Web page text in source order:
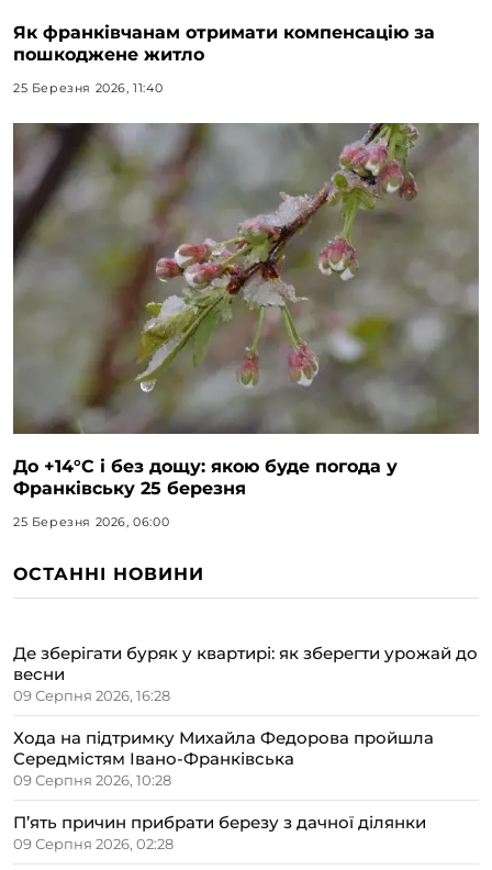
Як франківчанам отримати компенсацію за
пошкоджене житло
25 Березня 2026, 11:40
До +14°C і без дощу: якою буде погода у
Франківську 25 березня
25 Березня 2026, 06:00
ОСТАННІ НОВИНИ
Де зберігати буряк у квартирі: як зберегти урожай до
весни
09 Серпня 2026, 16:28
Хода на підтримку Михайла Федорова пройшла
Середмістям Івано-Франківська
09 Серпня 2026, 10:28
П’ять причин прибрати березу з дачної ділянки
09 Серпня 2026, 02:28